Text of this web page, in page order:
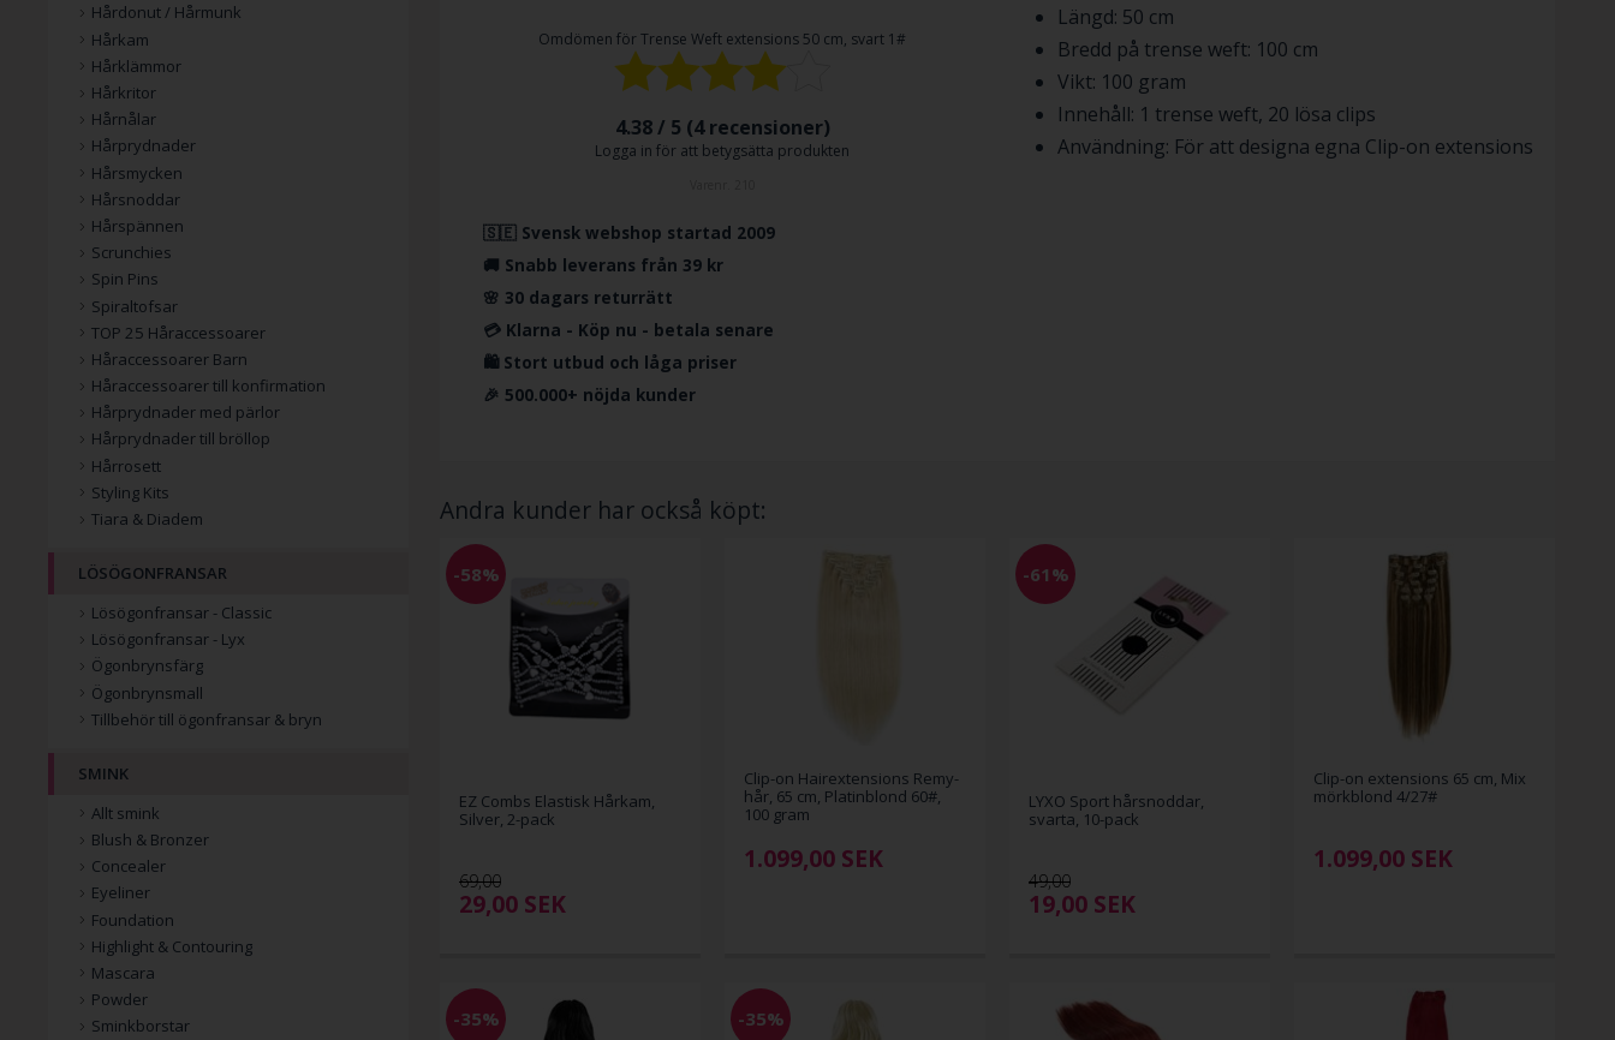
Omdömen för Trense Weft extensions 50 cm, svart 1#
4.38 / 5 (4recensioner)
Logga in för att betygsätta produkten
🇸🇪 Svensk webshop startad 2009
🚚 Snabb leverans från 39 kr
🌸 30 dagars returrätt
💳 Klarna - Köp nu - betala senare
🛍️ Stort utbud och låga priser
🎉 500.000+ nöjda kunder
Längd: 50 cm
Bredd på trense weft: 100 cm
Vikt: 100 gram
Innehåll: 1 trense weft, 20 lösa clips
Användning: För att designa egna Clip-on extensions
Andra kunder har också köpt:
-58%
EZ Combs Elastisk Hårkam,
Silver, 2-pack
69,00
29,00 SEK
Clip-on Hairextensions Remy-
hår, 65 cm, Platinblond 60#,
100 gram
1.099,00 SEK
-61%
LYXO Sport hårsnoddar,
svarta, 10-pack
49,00
19,00 SEK
Clip-on extensions 65 cm, Mix
mörkblond 4/27#
1.099,00 SEK
-35% -35%
Hårdonut / Hårmunk
Hårkam
Hårklämmor
Hårkritor
Hårnålar
Hårprydnader
Hårsmycken
Hårsnoddar
Hårspännen
Scrunchies
Spin Pins
Spiraltofsar
TOP 25 Håraccessoarer
Håraccessoarer Barn
Håraccessoarer till konfirmation
Hårprydnader med pärlor
Hårprydnader till bröllop
Hårrosett
Styling Kits
Tiara & Diadem
LÖSÖGONFRANSAR
Lösögonfransar - Classic
Lösögonfransar - Lyx
Ögonbrynsfärg
Ögonbrynsmall
Tillbehör till ögonfransar & bryn
SMINK
Allt smink
Blush & Bronzer
Concealer
Eyeliner
Foundation
Highlight & Contouring
Mascara
Powder
Sminkborstar